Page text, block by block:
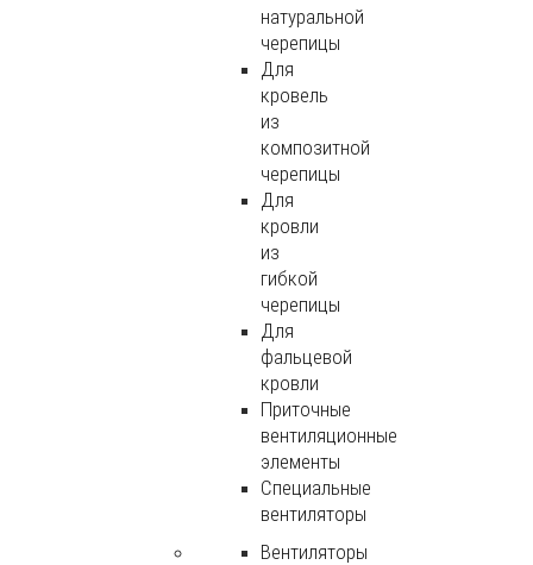
натуральной
черепицы
Для
кровель
из
композитной
черепицы
Для
кровли
из
гибкой
черепицы
Для
фальцевой
кровли
Приточные
вентиляционные
элементы
Специальные
вентиляторы
Вентиляторы